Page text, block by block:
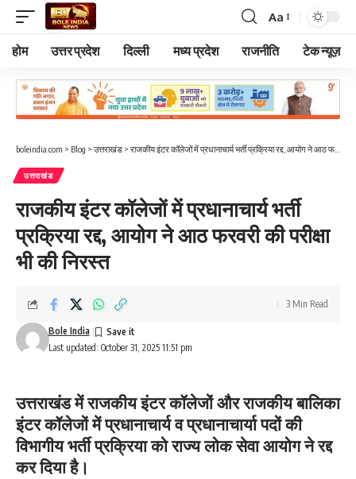
Font
Resizer
Aa
होम उत्तर प्रदेश दिल्ली मध्य प्रदेश राजनीति टेक न्यूज़
boleindia.com > Blog > उत्तराखंड > राजकीय इंटर कॉलेजों में प्रधानाचार्य भर्ती प्रक्रिया रद्द, आयोग ने आठ फरवरी की परीक्षा भी की निरस्त
उत्तराखंड
राजकीय इंटर कॉलेजों में प्रधानाचार्य भर्ती
प्रक्रिया रद्द, आयोग ने आठ फरवरी की परीक्षा
भी की निरस्त
Last updated: October 31, 2025 11:51 pm
Bole India
3 Min Read
उत्तराखंड में राजकीय इंटर कॉलेजों और राजकीय बालिका
इंटर कॉलेजों में प्रधानाचार्य व प्रधानाचार्या पदों की
विभागीय भर्ती प्रक्रिया को राज्य लोक सेवा आयोग ने रद्द
कर दिया है।